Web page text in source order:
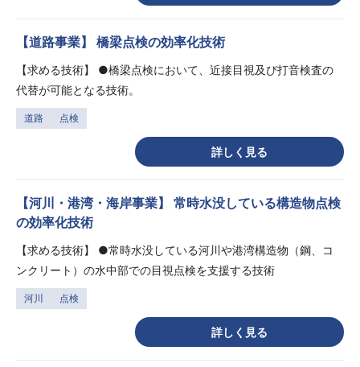
【道路事業】 橋梁点検の効率化技術
【求める技術】 ●橋梁点検において、近接目視及び打音検査の
代替が可能となる技術。
道路 点検
詳しく見る
【河川・港湾・海岸事業】 常時水没している構造物点検
の効率化技術
【求める技術】 ●常時水没している河川や港湾構造物（鋼、コ
ンクリート）の水中部での目視点検を支援する技術
河川 点検
詳しく見る